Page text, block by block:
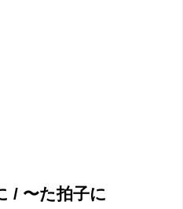
/ 〜た拍子に